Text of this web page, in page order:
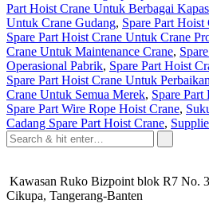
Part Hoist Crane Untuk Berbagai
Untuk Crane Gudang, Spare Part
Spare Part Hoist Crane Untuk Crane
Crane Untuk Maintenance Crane,
Operasional Pabrik, Spare Part Hoist
Spare Part Hoist Crane Untuk
Crane Untuk Semua Merek, Spare
Spare Part Wire Rope Hoist Crane,
Cadang Spare Part Hoist Crane,
Kawasan Ruko Bizpoint blok R7 No.
Cikupa, Tangerang-Banten